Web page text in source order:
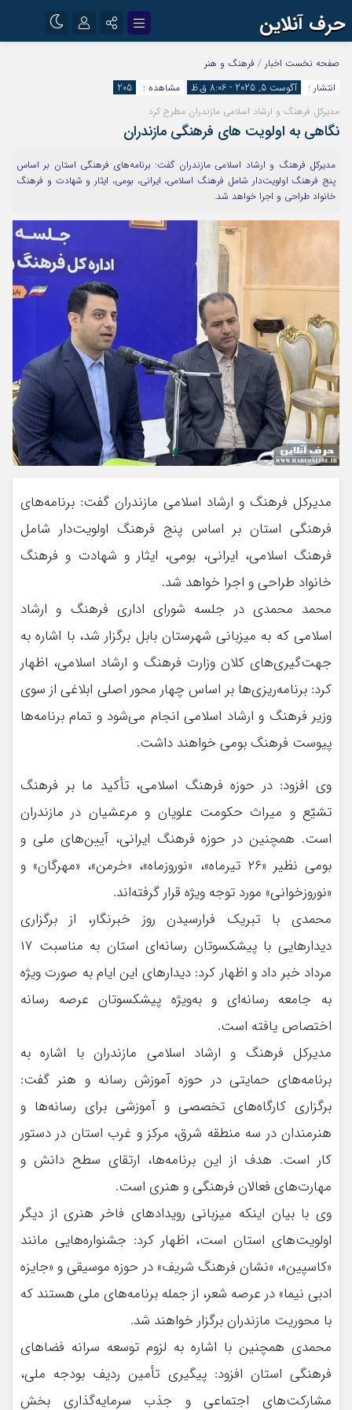
حرف آنلاین
اینستاگرام
آپارات
رمز عبور
مرا به خاطر بسپار
صفحه نخست اخبار / فرهنگ و هنر
انتشار :
آگوست 5, 2025 - 8:06 ق.ظ مشاهده :
205
مدیرکل فرهنگ و ارشاد اسلامی مازندران مطرح کرد
نگاهی به اولویت های فرهنگی مازندران
مدیرکل فرهنگ و ارشاد اسلامی مازندران گفت: برنامه‌های فرهنگی استان بر اساس
پنج فرهنگ اولویت‌دار شامل فرهنگ اسلامی، ایرانی، بومی، ایثار و شهادت و فرهنگ
خانواد طراحی و اجرا خواهد شد.
مدیرکل فرهنگ و ارشاد اسلامی مازندران گفت: برنامه‌های
فرهنگی استان بر اساس پنج فرهنگ اولویت‌دار شامل
فرهنگ اسلامی، ایرانی، بومی، ایثار و شهادت و فرهنگ
خانواد طراحی و اجرا خواهد شد.
محمد محمدی در جلسه شورای اداری فرهنگ و ارشاد
اسلامی که به میزبانی شهرستان بابل برگزار شد، با اشاره به
جهت‌گیری‌های کلان وزارت فرهنگ و ارشاد اسلامی، اظهار
کرد: برنامه‌ریزی‌ها بر اساس چهار محور اصلی ابلاغی از سوی
وزیر فرهنگ و ارشاد اسلامی انجام می‌شود و تمام برنامه‌ها
پیوست فرهنگ بومی خواهند داشت.
وی افزود: در حوزه فرهنگ اسلامی، تأکید ما بر فرهنگ
تشیّع و میراث حکومت علویان و مرعشیان در مازندران
است. همچنین در حوزه فرهنگ ایرانی، آیین‌های ملی و
بومی نظیر «۲۶ تیرماه»، «نوروزماه»، «خرمن»، «مهرگان» و
«نوروزخوانی» مورد توجه ویژه قرار گرفته‌اند.
محمدی با تبریک فرارسیدن روز خبرنگار، از برگزاری
دیدارهایی با پیشکسوتان رسانه‌ای استان به مناسبت ۱۷
مرداد خبر داد و اظهار کرد: دیدارهای این ایام به صورت ویژه
به جامعه رسانه‌ای و به‌ویژه پیشکسوتان عرصه رسانه
اختصاص یافته است.
مدیرکل فرهنگ و ارشاد اسلامی مازندران با اشاره به
برنامه‌های حمایتی در حوزه آموزش رسانه و هنر گفت:
برگزاری کارگاه‌های تخصصی و آموزشی برای رسانه‌ها و
هنرمندان در سه منطقه شرق، مرکز و غرب استان در دستور
کار است. هدف از این برنامه‌ها، ارتقای سطح دانش و
مهارت‌های فعالان فرهنگی و هنری است.
وی با بیان اینکه میزبانی رویدادهای فاخر هنری از دیگر
اولویت‌های استان است، اظهار کرد: جشنواره‌هایی مانند
«کاسپین»، «نشان فرهنگ شریف» در حوزه موسیقی و «جایزه
ادبی نیما» در عرصه شعر، از جمله برنامه‌های ملی هستند که
با محوریت مازندران برگزار خواهند شد.
محمدی همچنین با اشاره به لزوم توسعه سرانه فضاهای
فرهنگی استان افزود: پیگیری تأمین ردیف بودجه ملی،
مشارکت‌های اجتماعی و جذب سرمایه‌گذاری بخش